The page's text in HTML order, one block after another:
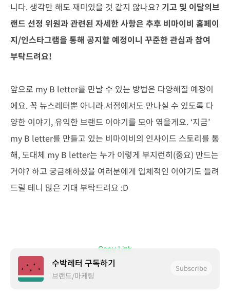
니다. 생각만 해도 재미있을 것 같지 않나요? 기고 및 이달의브
랜드 선정 위원과 관련된 자세한 사항은 추후 비마이비 홈페이
지/인스타그램을 통해 공지할 예정이니 꾸준한 관심과 참여
부탁드려요!
앞으로 my B letter를 만날 수 있는 방법은 다양해질 예정이
에요. 꼭 뉴스레터뿐 아니라 서점에서도 만나실 수 있도록 다
양한 이야기, 유익한 브랜드 이야기를 모아 엮을게요. ‘지금’
my B letter를 만들고 있는 비마이비의 인사이드 스토리를 통
해, 도대체 my B letter는 누가 이렇게 부지런히(중요) 만드는
거야? 하고 궁금해하셨을 여러분에게 입체적인 이야기도 들려
드릴 테니 많은 기대 부탁드려요 :D
수박레터 구독하기
브랜드/마케팅
Subscribe